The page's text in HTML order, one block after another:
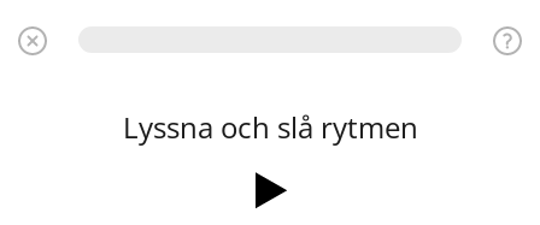
Lyssna och slå rytmen